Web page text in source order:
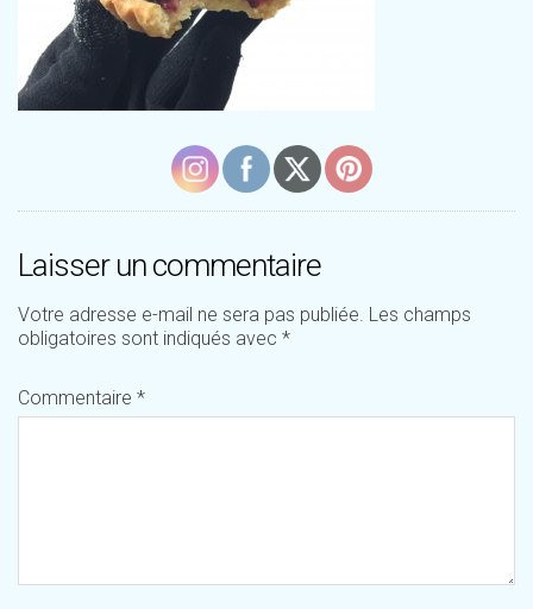
Laisser un commentaire
Votre adresse e-mail ne sera pas publiée. Les champs
obligatoires sont indiqués avec *
Commentaire *